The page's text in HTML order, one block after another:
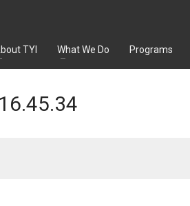
TYI What We Do Programs